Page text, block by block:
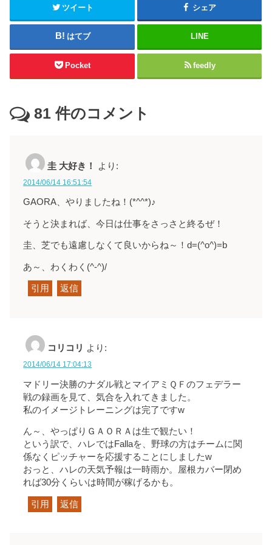
ツイート シェア
はてブ LINE
Pocket feedly
81 件のコメント
圭 大好き！ より:
2014/06/14 16:51:54
GAORA、やりましたね！(*^^*)♪
そうと決まれば、今日は仕事をさっさと終るぜ！
圭、芝でも遠慮しなくて良いからね～！d=(^o^)=b
あ～、わくわく(^-^)/
引用 返信
コリコリ より:
2014/06/14 17:04:13
マドリー決勝のナダル戦とマイアミＱＦのフェデラー
戦の録画を見て、気合を入れてきました。
私のイメージトレーニングは完了ですw
ん～、やっぱりＧＡＯＲＡは生で観たい！
という訳で、ハレではFallaを、野球の方はチームに関
係なくピッチャーを応援することにしましたw
おっと、ハレの天気予報は一時雨か。屋根カバー閉め
れば30分くらいは時間が稼げるかも。
引用 返信